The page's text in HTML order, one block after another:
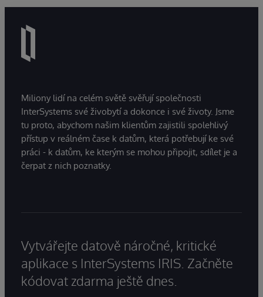
Miliony lidí na celém světě svěřují společnosti
InterSystems své živobytí a dokonce i své životy. Jsme
tu proto, abychom našim klientům zajistili spolehlivý
přístup v reálném čase k datům, která potřebují ke své
práci - k datům, ke kterým se mohou připojit, sdílet je a
čerpat z nich poznatky.
Vytvářejte datově náročné, kritické
aplikace s InterSystems IRIS. Začněte
kódovat zdarma ještě dnes.